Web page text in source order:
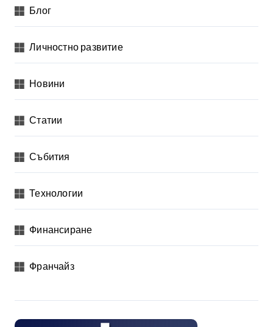
Блог
Личностно развитие
Новини
Статии
Събития
Технологии
Финансиране
Франчайз